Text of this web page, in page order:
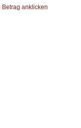
Betrag anklicken